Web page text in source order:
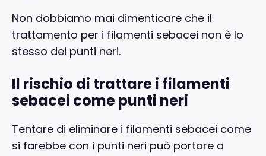
Non dobbiamo mai dimenticare che il
trattamento per i filamenti sebacei non è lo
stesso dei punti neri.
Il rischio di trattare i filamenti
sebacei come punti neri
Tentare di eliminare i filamenti sebacei come
si farebbe con i punti neri può portare a